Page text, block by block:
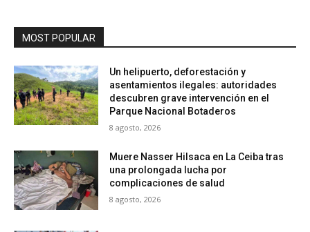
MOST POPULAR
Un helipuerto, deforestación y
asentamientos ilegales: autoridades
descubren grave intervención en el
Parque Nacional Botaderos
8 agosto, 2026
Muere Nasser Hilsaca en La Ceiba tras
una prolongada lucha por
complicaciones de salud
8 agosto, 2026